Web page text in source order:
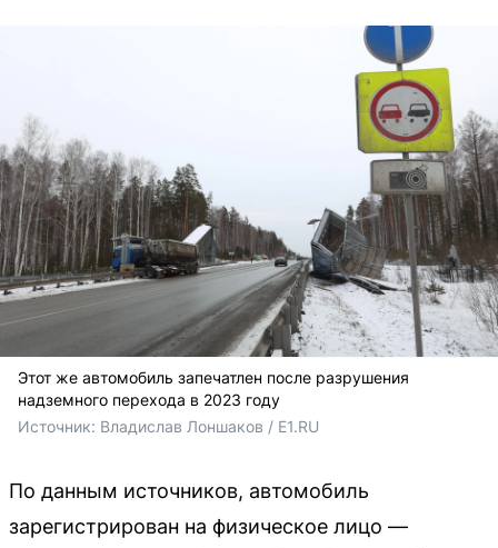
Этот же автомобиль запечатлен после разрушения
надземного перехода в 2023 году
Источник: Владислав Лоншаков / E1.RU
По данным источников, автомобиль
зарегистрирован на физическое лицо —